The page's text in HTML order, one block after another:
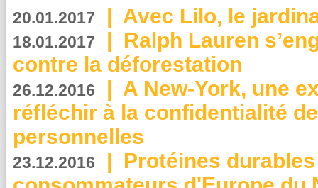
20.01.2017 | Avec Lilo, le
18.01.2017 | Ralph Lauren
contre la déforestation
26.12.2016 | A New-York, une
réfléchir à la confidentialité
personnelles
23.12.2016 | Protéines